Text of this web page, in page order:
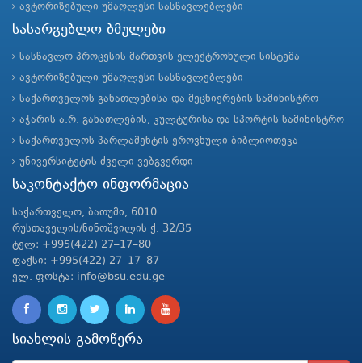
ავტორიზებული უმაღლესი სასწავლებლები
სასარგებლო ბმულები
სასწავლო პროცესის მართვის ელექტრონული სისტემა
ავტორიზებული უმაღლესი სასწავლებლები
საქართველოს განათლებისა და მეცნიერების სამინისტრო
აჭარის ა.რ. განათლების, კულტურისა და სპორტის სამინისტრო
საქართველოს პარლამენტის ეროვნული ბიბლიოთეკა
უნივერსიტეტის ძველი ვებგვერდი
საკონტაქტო ინფორმაცია
საქართველო, ბათუმი, 6010
რუსთაველის/ნინოშვილის ქ. 32/35
ტელ: +995(422) 27–17–80
ფაქსი: +995(422) 27–17–87
ელ. ფოსტა: info@bsu.edu.ge
სიახლის გამოწერა